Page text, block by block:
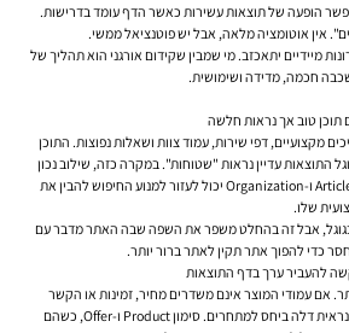
הופעה של תוצאות עשירות כאשר הדף עומד בדרישות.
אין אוטומציה מלאה, אבל יש פוטנציאל ממשי.
מיידיים יתאכזב. מי שמבין שקידום אורגני הוא תהליך של
שכבה חכמה, מדידה ושימושית.
תוכן טוב אך נראות חלשה
מקצועיים, דפי שירות, עמוד צוות ושאלות נפוצות. התוכן
התוצאות עדיין נראות "שטוחות". במקרה כזה, שילוב נכון
של Article, FAQPage, Breadcrumb ו-Organization יכול לעזור למנוע החיפוש להבין את
שלו.
בגוגל, אבל זה בהחלט משפר את השפה שבה האתר מדבר עם
כדי להפוך אתר תקין לאתר ברור יותר.
להעביר ערך בדף התוצאות
אם עמודי המוצר אינם משדרים מחיר, זמינות או הקשר
צרכני ברור, התוצאה האורגנית נראית דלה ביחס למתחרים. סימון Product ו-Offer, כשהם